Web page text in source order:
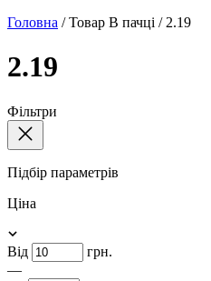
Головна /Товар В пачці / 2.19
2.19
Фільтри
Підбір параметрів
Ціна
Від
грн.
—